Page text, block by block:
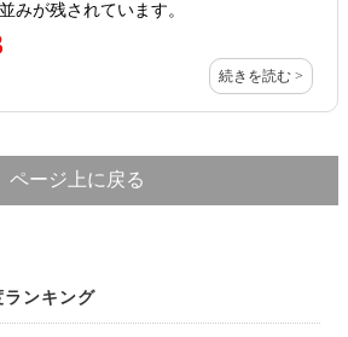
みが残されています。
続きを読む >
ページ上に戻る
ランキング